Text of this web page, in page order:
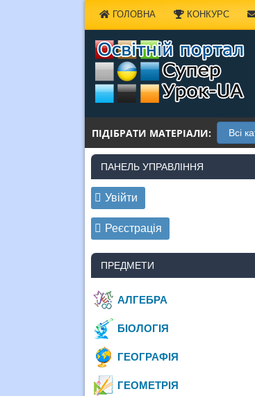
ГОЛОВНА КОНКУРС
ПІДІБРАТИ МАТЕРІАЛИ:
ПАНЕЛЬ УПРАВЛІННЯ
Увійти
Реєстрація
ПРЕДМЕТИ
АЛГЕБРА
БІОЛОГІЯ
ГЕОГРАФІЯ
ГЕОМЕТРІЯ